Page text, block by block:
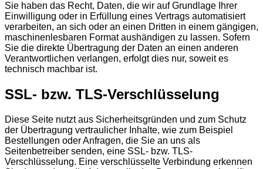
Sie haben das Recht, Daten, die wir auf Grundlage Ihrer
Einwilligung oder in Erfüllung eines Vertrags automatisiert
verarbeiten, an sich oder an einen Dritten in einem gängigen,
maschinenlesbaren Format aushändigen zu lassen. Sofern
Sie die direkte Übertragung der Daten an einen anderen
Verantwortlichen verlangen, erfolgt dies nur, soweit es
technisch machbar ist.
SSL- bzw. TLS-Verschlüsselung
Diese Seite nutzt aus Sicherheitsgründen und zum Schutz
der Übertragung vertraulicher Inhalte, wie zum Beispiel
Bestellungen oder Anfragen, die Sie an uns als
Seitenbetreiber senden, eine SSL- bzw. TLS-
Verschlüsselung. Eine verschlüsselte Verbindung erkennen